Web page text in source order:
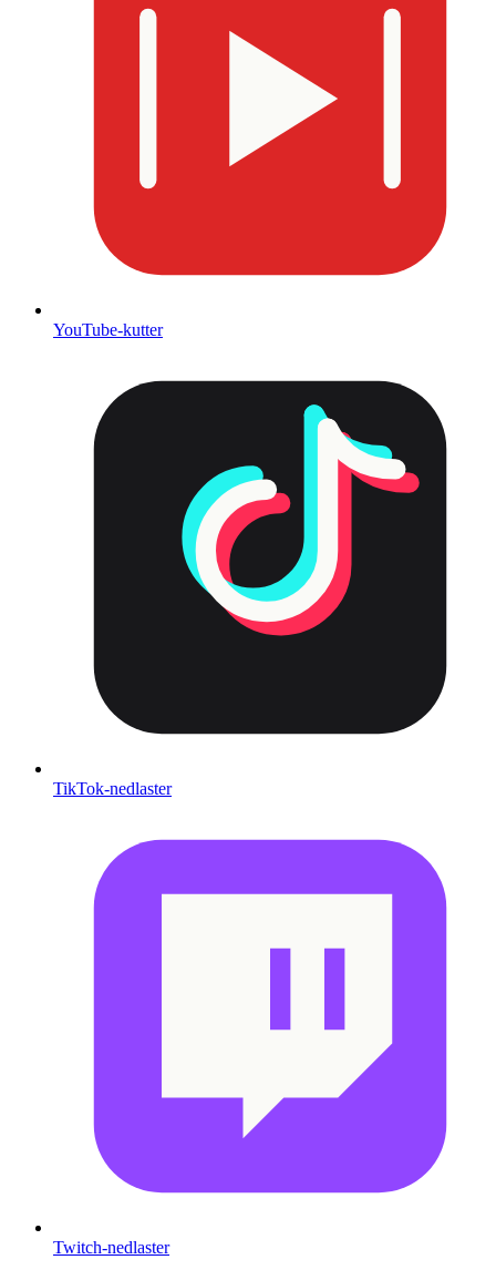
YouTube-kutter
TikTok-nedlaster
Twitch-nedlaster